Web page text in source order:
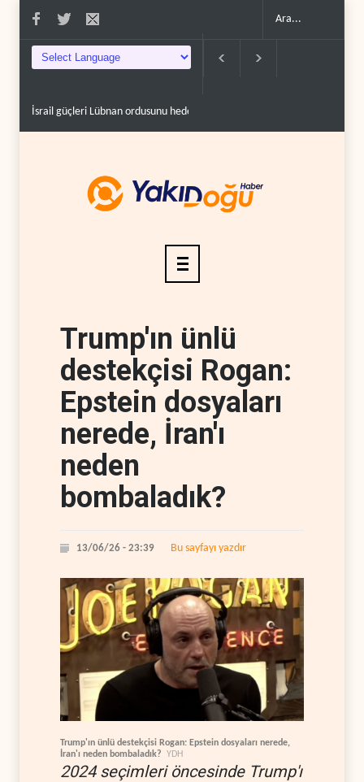
İsrail güçleri Lübnan ordusunu hedef aldı..
Trump'ın ünlü
destekçisi Rogan:
Epstein dosyaları
nerede, İran'ı
neden
bombaladık?
13/06/26 - 23:39 Bu sayfayı yazdır
Trump'ın ünlü destekçisi Rogan: Epstein dosyaları nerede,
İran'ı neden bombaladık? YDH
2024 seçimleri öncesinde Trump'ı